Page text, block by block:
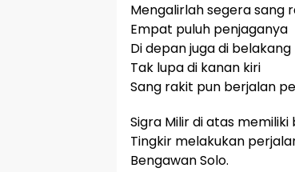
Mengalirlah segera sang
Empat puluh penjaganya
Di depan juga di belakang
Tak lupa di kanan kiri
Sang rakit pun berjalan
Sigra Milir di atas
Tingkir melakukan
Bengawan Solo.